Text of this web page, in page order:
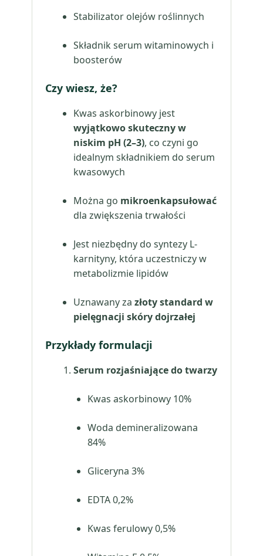
Stabilizator olejów roślinnych
Składnik serum witaminowych i
boosterów
Czy wiesz, że?
Kwas askorbinowy jest
wyjątkowo skuteczny w
niskim pH (2–3), co czyni go
idealnym składnikiem do serum
kwasowych
Można go mikroenkapsułować
dla zwiększenia trwałości
Jest niezbędny do syntezy L-
karnityny, która uczestniczy w
metabolizmie lipidów
Uznawany za złoty standard w
pielęgnacji skóry dojrzałej
Przykłady formulacji
Serum rozjaśniające do twarzy
Kwas askorbinowy 10%
Woda demineralizowana
84%
Gliceryna 3%
EDTA 0,2%
Kwas ferulowy 0,5%